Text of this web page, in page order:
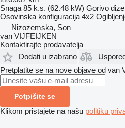
Snaga 85 k.s. (62.48 kW) Gorivo
Osovinska konfiguracija 4x2
Nizozemska, Son
van VIJFEIJKEN
Kontaktirajte prodavatelja
Dodati u izabrano
Pretplatite se na nove objave od van
Potpišite se
Klikom pristajete na našu politiku